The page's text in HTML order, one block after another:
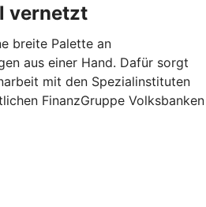
vernetzt
breite Palette an
aus einer Hand. Dafür sorgt
mit den Spezialinstituten
FinanzGruppe Volksbanken